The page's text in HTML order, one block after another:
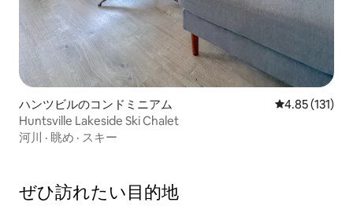
ハンツビルのコンドミニアム レビュー131
4.85 (131)
Huntsville Lakeside Ski Chalet
河川 · 眺め · スキー
ぜひ訪⁠れ⁠た⁠い目⁠的⁠地